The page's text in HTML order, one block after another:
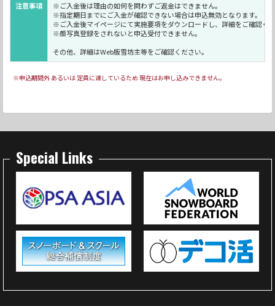
注意事項
※ご入金後は理由の如何を問わずご返金はできません。
※指定期日までにご入金が確認できない場合は申込無効となります。
※ご入金後マイページにて実施要項をダウンロードし、詳細をご確認く
※顔写真登録をされないと申込受付できません。
その他、詳細はWeb版雪坊主等をご確認ください。
※申込期間外 あるいは 定員に達しているため 現在はお申し込みできません。
Special Links